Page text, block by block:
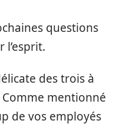
questions
des trois à
mentionné
de vos employés